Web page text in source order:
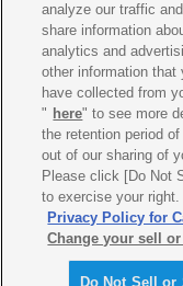
その他用品
イベント&エンターテ
オンラインショップ
企業情報
ご利用規約 推薦環境 プ
analyze our traffic
share information
analytics and
other information
have collected from
" here" to see more
the retention period
out of our sharing of
Please click [Do Not
to exercise your right.
Privacy Policy for
Change your sell
Do Not Sell